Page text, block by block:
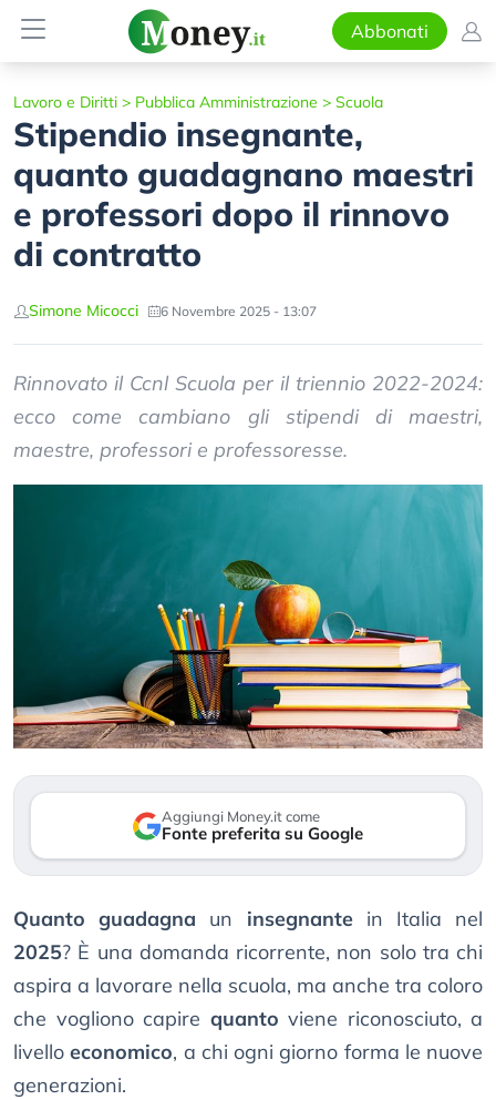
Abbonati
Lavoro e Diritti > Pubblica Amministrazione > Scuola
Stipendio insegnante,
quanto guadagnano maestri
e professori dopo il rinnovo
di contratto
Simone Micocci 6 Novembre 2025 - 13:07
Rinnovato il Ccnl Scuola per il triennio 2022-2024:
ecco come cambiano gli stipendi di maestri,
maestre, professori e professoresse.
Aggiungi Money.it come
Fonte preferita su Google
Quanto guadagna un insegnantein Italia nel
2025? È una domanda ricorrente, non solo tra chi
aspira a lavorare nella scuola, ma anche tra coloro
che vogliono capire quanto viene riconosciuto, a
livelloeconomico, a chi ogni giorno forma le nuove
generazioni.